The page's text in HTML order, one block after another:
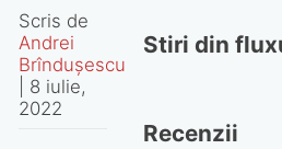
Scris de
Andrei
Brîndușescu
8 iulie,
2022
Stiri din
Recenzii